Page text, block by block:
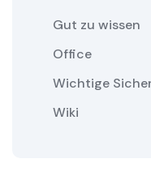
Gut zu wissen
Office
Wichtige
Wiki